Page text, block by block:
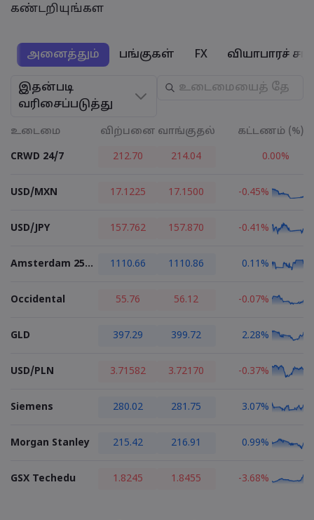
Markets.com -
உலகளாவிய
எங்கள் குழுமம்
விருதுகள்
தொடர்பு ஆதரவு
குக்கீ
சட்டத் தொகுப்பு
கண்டறியுங்கள
அனைத்தும் பங்குகள் FX வியாபாரச்
இதன்படி
வரிசைப்படுத்து
உடைமை விற்பனை வாங்குதல் கட்டணம் (%)
CRWD 24/7 212.70 214.04 0.00%
USD/MXN 17.1225 17.1500 -0.45%
USD/JPY 157.762 157.870 -0.41%
Amsterdam 25 - Futures 1110.66 1110.86 0.11%
Occidental 55.76 56.12 -0.07%
GLD 397.29 399.72 2.28%
USD/PLN 3.71582 3.72170 -0.37%
Siemens 280.02 281.75 3.07%
Morgan Stanley 215.42 216.91 0.99%
GSX Techedu 1.8245 1.8455 -3.68%